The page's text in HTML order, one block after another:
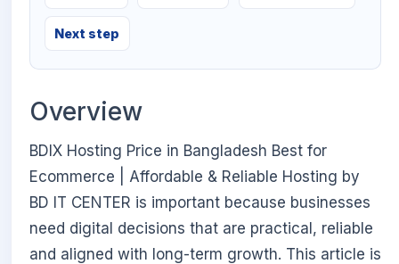
Next step
Overview
BDIX Hosting Price in Bangladesh Best for
Ecommerce | Affordable & Reliable Hosting by
BD IT CENTER is important because businesses
need digital decisions that are practical, reliable
and aligned with long-term growth. This article is